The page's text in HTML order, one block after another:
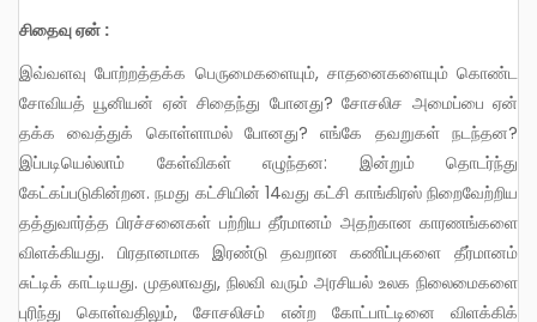
சிதைவு ஏன் :
இவ்வளவு போற்றத்தக்க பெருமைகளையும், சாதனைகளையும் கொண்ட
சோவியத் யூனியன் ஏன் சிதைந்து போனது? சோசலிச அமைப்பை ஏன்
தக்க வைத்துக் கொள்ளாமல் போனது? எங்கே தவறுகள் நடந்தன?
இப்படியெல்லாம் கேள்விகள் எழுந்தன: இன்றும் தொடர்ந்து
கேட்கப்படுகின்றன. நமது கட்சியின் 14வது கட்சி காங்கிரஸ் நிறைவேற்றிய
தத்துவார்த்த பிரச்சனைகள் பற்றிய தீர்மானம் அதற்கான காரணங்களை
விளக்கியது. பிரதானமாக இரண்டு தவறான கணிப்புகளை தீர்மானம்
சுட்டிக் காட்டியது. முதலாவது, நிலவி வரும் அரசியல் உலக நிலைமைகளை
புரிந்து கொள்வதிலும், சோசலிசம் என்ற கோட்பாட்டினை விளக்கிக்